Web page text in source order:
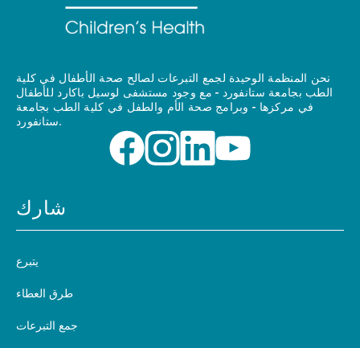
نحن المنظمة الوحيدة لجمع التبرعات لصالح صحة الأطفال في كلية
الطب بجامعة ستانفورد - مع وجود مستشفى لوسيل باكارد للأطفال
في مركزها - وبرامج صحة الأم والطفل في كلية الطب بجامعة
ستانفورد.
شارك
يتبرع
طرق العطاء
جمع التبرعات